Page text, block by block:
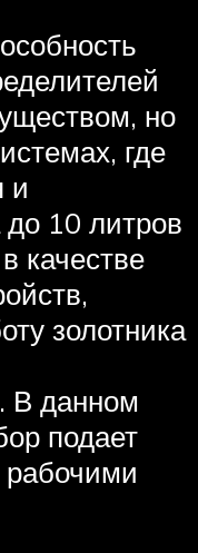
но
где
и
до 10 литров
качестве
золотника
В данном
подает